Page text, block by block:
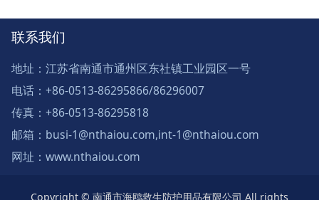
联系我们
地址：江苏省南通市通州区东社镇工业园区一号
电话：+86-0513-86295866/86296007
传真：+86-0513-86295818
邮箱：busi-1@nthaiou.com,int-1@nthaiou.com
网址：www.nthaiou.com
Copyright © 南通市海鸥救生防护用品有限公司 All rights